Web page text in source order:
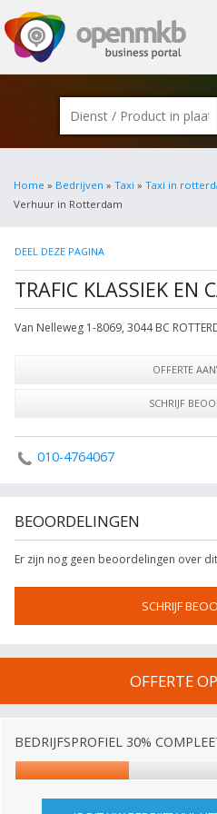
Home » Bedrijven » Taxi » Taxi in
Verhuur in Rotterdam
DEEL DEZE PAGINA
TRAFIC KLASSIEK EN
Van Nelleweg 1-8069, 3044 BC
OFFERTE
SCHRIJF
010-4764067
BEOORDELINGEN
Er zijn nog geen beoordelingen over
SCHRIJF
OFFERTE
BEDRIJFSPROFIEL 30%